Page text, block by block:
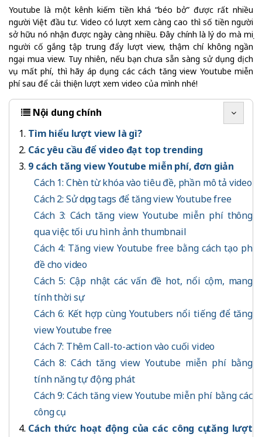
Youtube là một kênh kiếm tiền khá “béo bở” được rất nhiều
người Việt đầu tư. Video có lượt xem càng cao thì số tiền người
sở hữu nó nhận được ngày càng nhiều. Đây chính là lý do mà mọi
người cố gắng tập trung đẩy lượt view, thậm chí không ngần
ngại mua view. Tuy nhiên, nếu bạn chưa sẵn sàng sử dụng dịch
vụ mất phí, thì hãy áp dụng các cách tăng view Youtube miễn
phí sau để cải thiện lượt xem video của mình nhé!
Nội dung chính
Tìm hiểu lượt view là gì?
Các yêu cầu để video đạt top trending
9 cách tăng view Youtube miễn phí, đơn giản
Cách 1: Chèn từ khóa vào tiêu đề, phần mô tả video
Cách 2: Sử dụng tags để tăng view Youtube free
Cách 3: Cách tăng view Youtube miễn phí thông
qua việc tối ưu hình ảnh thumbnail
Cách 4: Tăng view Youtube free bằng cách tạo phụ
đề cho video
Cách 5: Cập nhật các vấn đề hot, nổi cộm, mang
tính thời sự
Cách 6: Kết hợp cùng Youtubers nổi tiếng để tăng
view Youtube free
Cách 7: Thêm Call-to-action vào cuối video
Cách 8: Cách tăng view Youtube miễn phí bằng
tính năng tự động phát
Cách 9: Cách tăng view Youtube miễn phí bằng các
công cụ
Cách thức hoạt động của các công cụ tăng lượt